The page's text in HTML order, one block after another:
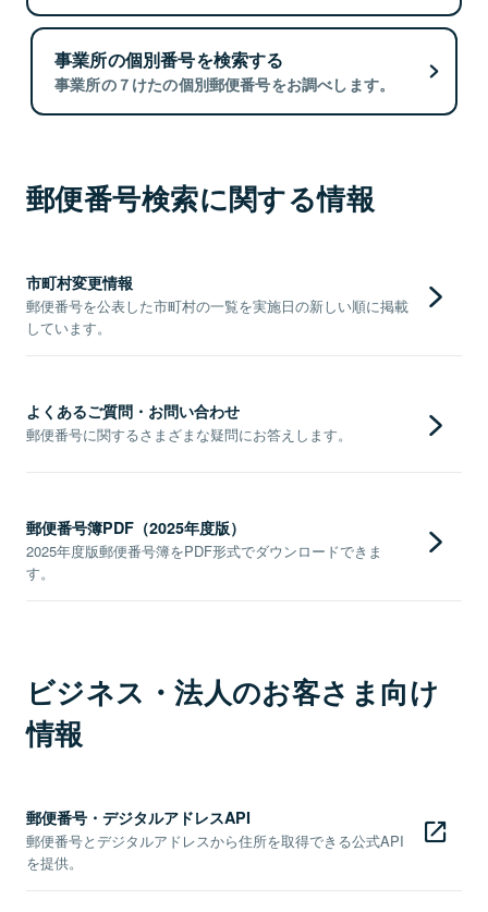
事業所の個別番号を検索する
事業所の７けたの個別郵便番号をお調べします。
郵便番号検索に関する情報
市町村変更情報
郵便番号を公表した市町村の一覧を実施日の新しい順に掲載
しています。
よくあるご質問・お問い合わせ
郵便番号に関するさまざまな疑問にお答えします。
郵便番号簿PDF（2025年度版）
2025年度版郵便番号簿をPDF形式でダウンロードできま
す。
ビジネス・法人のお客さま向け
情報
郵便番号・デジタルアドレスAPI
郵便番号とデジタルアドレスから住所を取得できる公式API
を提供。